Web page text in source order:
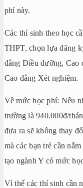
phí này.
Các thí sinh theo học
THPT, chọn lựa đăng
đẳng Điều dưỡng, Cao
Cao đẳng Xét nghiệm.
Về mức học phí: Nếu
trường là 940.000đ/
đưa ra sẽ không thay
mà các bạn trẻ cần
tạo ngành Y có mức
Vì thế các thí sinh cần